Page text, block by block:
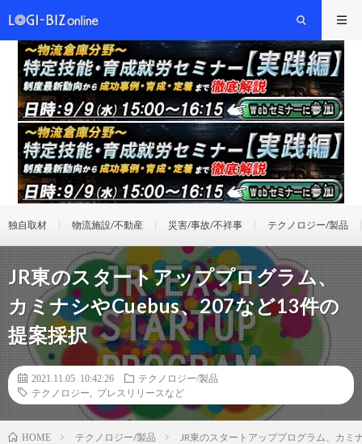
独自取材 物流施設/不動産 災害/事故/不祥事 テクノロジー/製品
JR東のスタートアッププログラム、
カミナシやCuebus、207など13件の
提案採択
2021.11.05 10:42:26
テクノロジー/製品
テクノロジー
プレスリリースなど
HOME テクノロジー/製品 JR東のスタートアッププログラム、カ